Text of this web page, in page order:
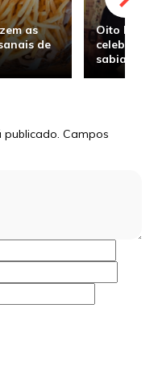
as
de
Oito
sabia
publicado. Campos